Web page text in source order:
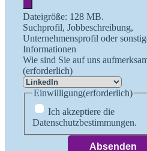
Dateigröße: 128 MB.
Suchprofil, Jobbeschreibung,
Unternehmensprofil oder
Informationen
Wie sind Sie auf uns
(erforderlich)
Einwilligung(erforderlich)
Ich akzeptiere die
Datenschutzbestimmungen.